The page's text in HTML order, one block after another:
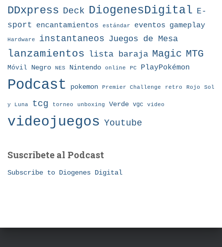
DDxpress Deck DiogenesDigital E-
sport
encantamientos estándar eventos gameplay
Hardware instantaneos Juegos de Mesa
lanzamientos lista baraja Magic MTG
Móvil Negro NES Nintendo online PC PlayPokémon
Podcast pokemon Premier Challenge retro Rojo Sol
y Luna tcg torneo unboxing Verde vgc video
videojuegos Youtube
Suscribete al Podcast
Subscribe to Diogenes Digital